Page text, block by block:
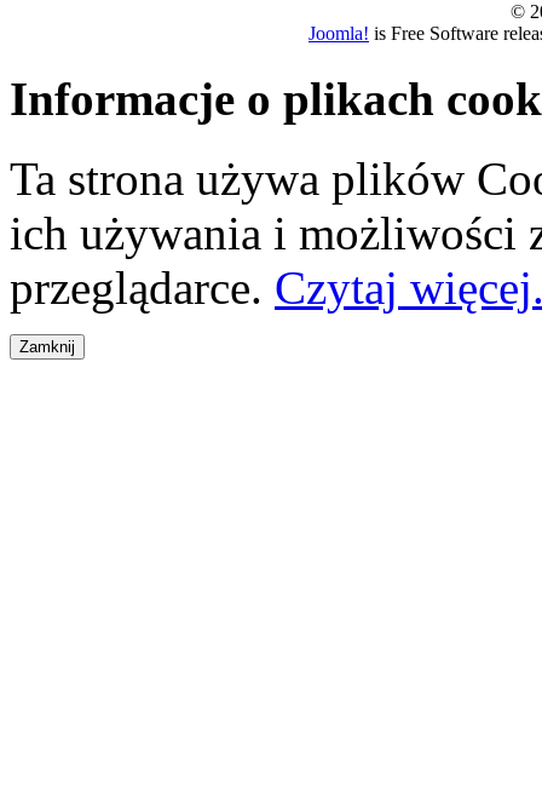
©
Joomla! is Free Software
Informacje o plikach
Ta strona używa plików
ich używania i możliwości
przeglądarce. Czytaj